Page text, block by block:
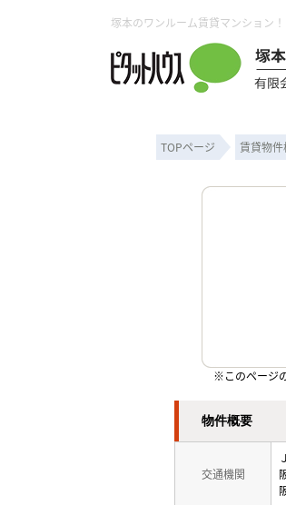
塚本のワンルーム賃貸マンション
TOPページ 賃貸物件
※このページ
物件概要
交通機関